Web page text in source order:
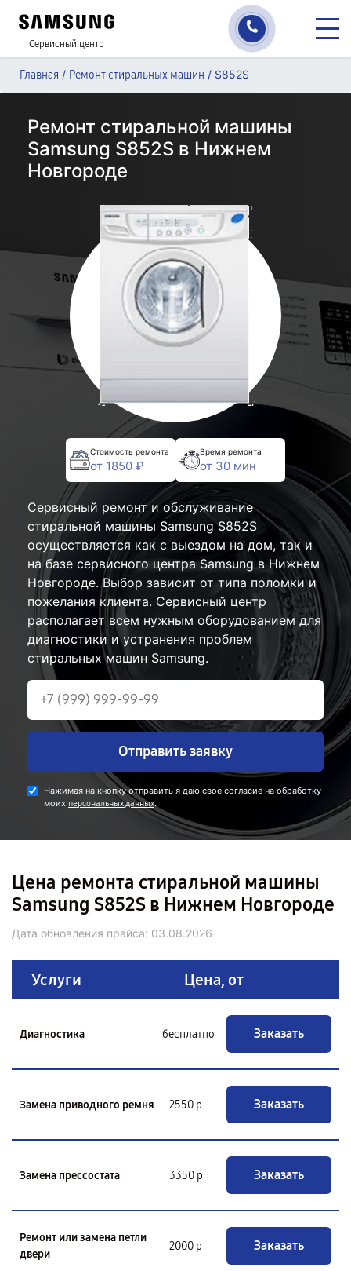
Сервисный центр
Главная / Ремонт стиральных машин / S852S
Ремонт стиральной машины
Samsung S852S в Нижнем
Новгороде
Стоимость ремонта
от 1850 ₽
Время ремонта
от 30 мин
Сервисный ремонт и обслуживание
стиральной машины Samsung S852S
осуществляется как с выездом на дом, так и
на базе сервисного центра Samsung в Нижнем
Новгороде. Выбор зависит от типа поломки и
пожелания клиента. Сервисный центр
располагает всем нужным оборудованием для
диагностики и устранения проблем
стиральных машин Samsung.
Отправить заявку
Нажимая на кнопку отправить я даю свое согласие на обработку
моих персональных данных.
Цена ремонта стиральной машины
Samsung S852S в Нижнем Новгороде
Дата обновления прайса: 03.08.2026
Услуги Цена, от
Диагностика бесплатно Заказать
Замена приводного ремня 2550 р Заказать
Замена прессостата 3350 р Заказать
Ремонт или замена петли
двери
2000 р Заказать